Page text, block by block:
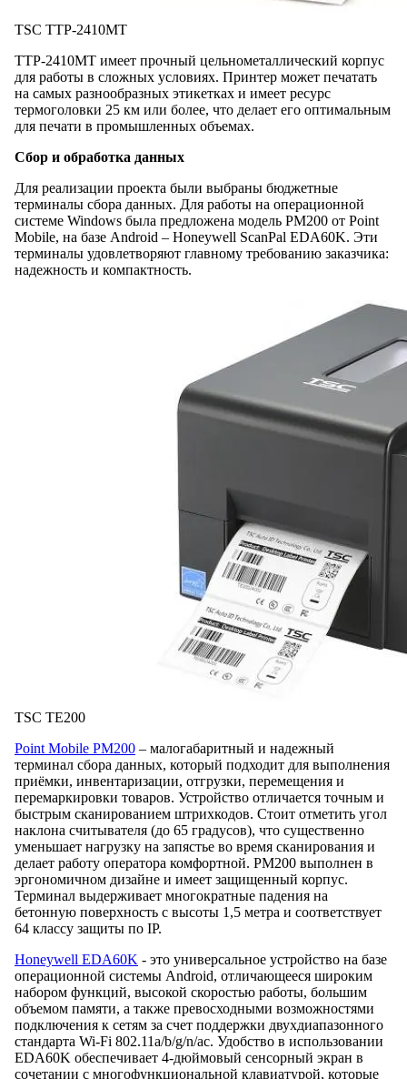
TSC TTP-2410MT
TTP-2410MT имеет прочный цельнометаллический корпус
для работы в сложных условиях. Принтер может печатать
на самых разнообразных этикетках и имеет ресурс
термоголовки 25 км или более, что делает его оптимальным
для печати в промышленных объемах.
Сбор и обработка данных
Для реализации проекта были выбраны бюджетные
терминалы сбора данных. Для работы на операционной
системе Windows была предложена модель РМ200 от Point
Mobile, на базе Android – Honeywell ScanPal EDA60K. Эти
терминалы удовлетворяют главному требованию заказчика:
надежность и компактность.
TSC TE200
Point Mobile РМ200 – малогабаритный и надежный
терминал сбора данных, который подходит для выполнения
приёмки, инвентаризации, отгрузки, перемещения и
перемаркировки товаров. Устройство отличается точным и
быстрым сканированием штрихкодов. Стоит отметить угол
наклона считывателя (до 65 градусов), что существенно
уменьшает нагрузку на запястье во время сканирования и
делает работу оператора комфортной. РМ200 выполнен в
эргономичном дизайне и имеет защищенный корпус.
Терминал выдерживает многократные падения на
бетонную поверхность с высоты 1,5 метра и соответствует
64 классу защиты по IP.
Honeywell EDA60K - это универсальное устройство на базе
операционной системы Android, отличающееся широким
набором функций, высокой скоростью работы, большим
объемом памяти, а также превосходными возможностями
подключения к сетям за счет поддержки двухдиапазонного
стандарта Wi-Fi 802.11a/b/g/n/ac. Удобство в использовании
EDA60K обеспечивает 4-дюймовый сенсорный экран в
сочетании с многофункциональной клавиатурой, которые